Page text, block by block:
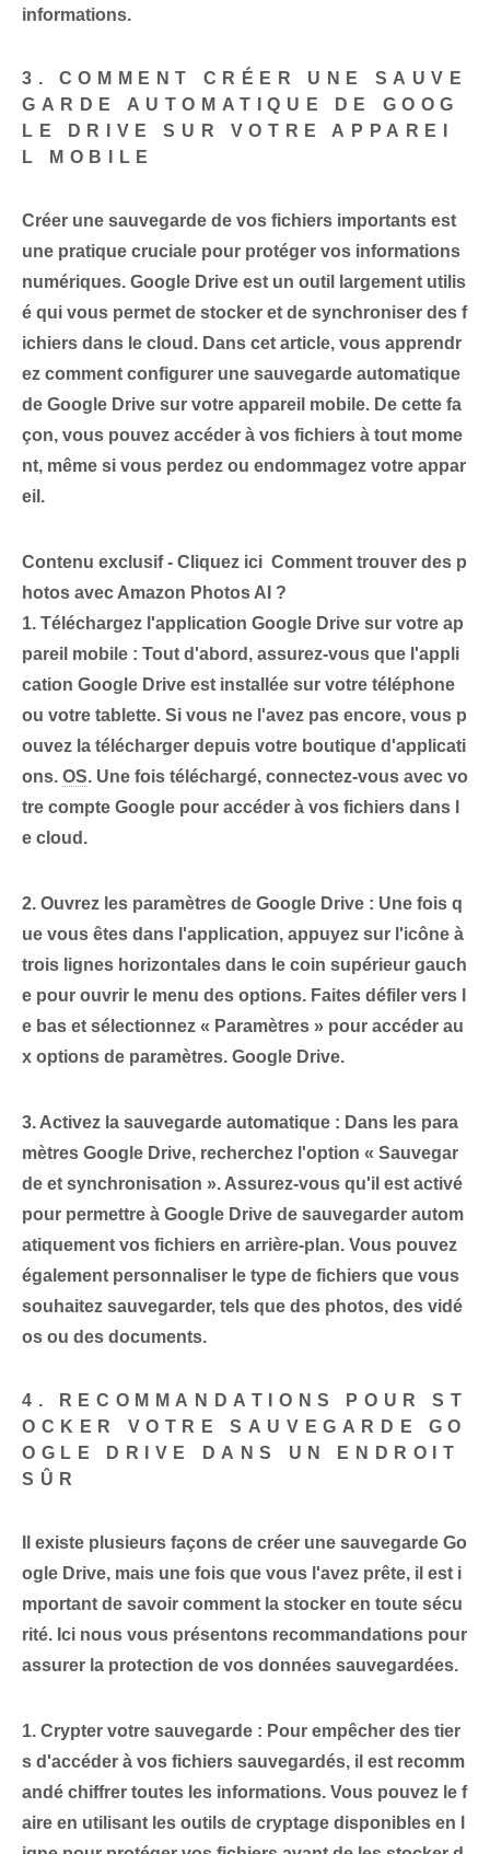
informations.
3. ‌COMMENT CRÉER UNE SAUVE
GARDE AUTOMATIQUE DE ‌GOOG
LE DRIVE SUR VOTRE ‌APPAREI
L MOBILE
Créer une sauvegarde de vos fichiers importants est
une pratique cruciale pour protéger vos informations
numériques. Google Drive est un outil largement utilis
é qui vous permet de stocker et de synchroniser des f
ichiers dans le cloud. Dans cet article, vous apprendr
ez comment configurer une sauvegarde automatique
de Google Drive sur votre appareil mobile.⁤ De cette fa
çon⁢, vous pouvez accéder à vos fichiers à tout mome
nt, même si vous perdez ou endommagez votre appar
eil.
Contenu exclusif - Cliquez ici Comment trouver des p
hotos avec Amazon Photos AI ?
1.⁤ Téléchargez l'application Google Drive sur votre ap
pareil mobile : Tout d'abord, assurez-vous que l'appli
cation Google Drive est installée sur votre téléphone
ou votre tablette. Si vous ne l'avez pas encore, vous p
ouvez la télécharger depuis votre boutique d'applicati
ons. OS. Une fois téléchargé, connectez-vous avec vo
tre compte Google pour accéder à vos fichiers dans l
e cloud.
2. Ouvrez les paramètres de Google Drive : Une fois q
ue vous êtes dans l'application, appuyez sur l'icône à
trois lignes horizontales dans le coin supérieur gauch
e pour ouvrir le menu des options. Faites défiler vers l
e bas et sélectionnez « Paramètres » pour accéder au
x options de paramètres. Google ⁤Drive.
3. Activez la sauvegarde automatique : ‌Dans les para
mètres ⁤Google Drive, recherchez l'option ‌« Sauvegar
de⁢ et synchronisation ». Assurez-vous qu'il est activé
pour permettre à Google Drive de sauvegarder autom
atiquement vos fichiers en arrière-plan. Vous pouvez
également personnaliser⁤ le type de fichiers que vous
souhaitez sauvegarder, tels que des photos, des vidé
os ou des documents.
4. RECOMMANDATIONS POUR ST
OCKER VOTRE SAUVEGARDE GO
OGLE‌ DRIVE DANS UN ENDROIT
SÛR
Il existe plusieurs façons de créer une sauvegarde Go
ogle Drive, mais une fois que vous l'avez prête, il est i
mportant de savoir comment la stocker en toute sécu
rité. Ici‌ nous vous présentons recommandations pour
assurer la protection‌ de vos données sauvegardées.
1. Crypter votre sauvegarde : Pour empêcher des tier
s d'accéder à vos fichiers sauvegardés, il est recomm
andé chiffrer toutes⁢ les informations. Vous pouvez le f
aire en utilisant les outils de cryptage disponibles en l